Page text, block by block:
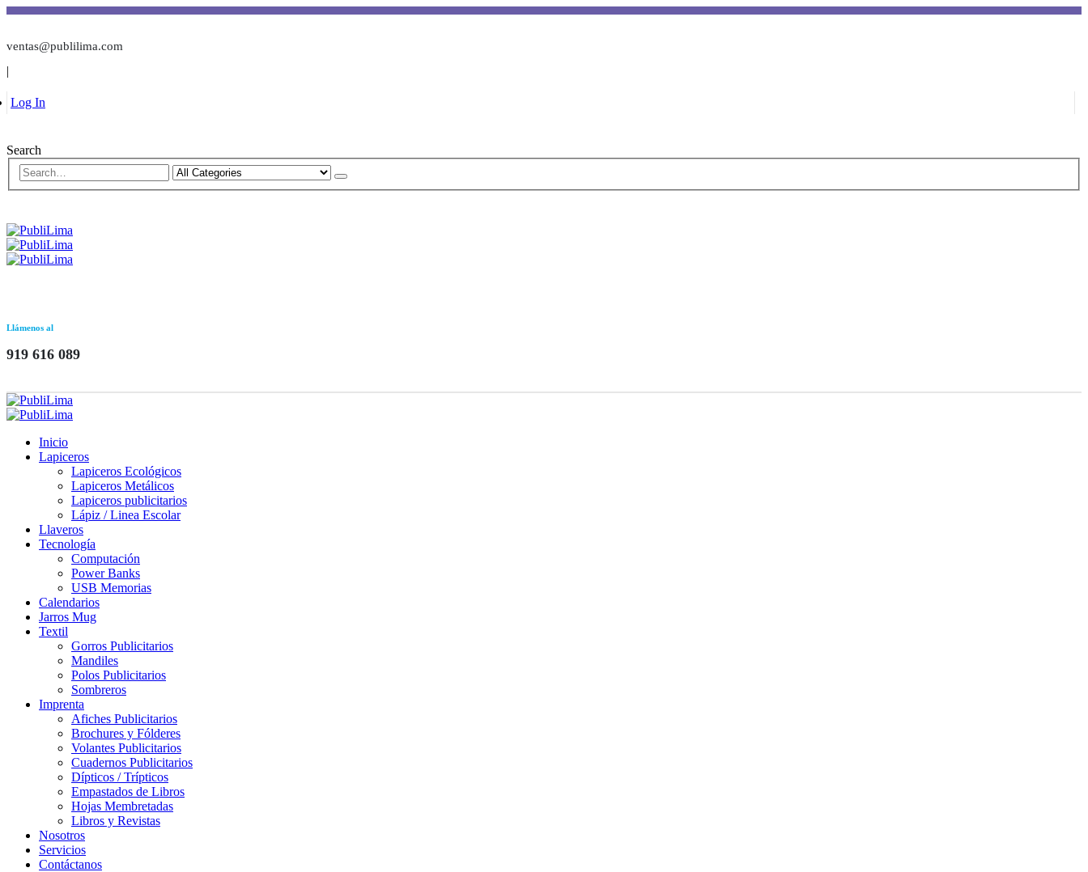
ventas@publilima.com
|
Log In
Search
Llámenos al
919 616 089
Inicio
Lapiceros
Lapiceros Ecológicos
Lapiceros Metálicos
Lapiceros publicitarios
Lápiz / Linea Escolar
Llaveros
Tecnología
Computación
Power Banks
USB Memorias
Calendarios
Jarros Mug
Textil
Gorros Publicitarios
Mandiles
Polos Publicitarios
Sombreros
Imprenta
Afiches Publicitarios
Brochures y Fólderes
Volantes Publicitarios
Cuadernos Publicitarios
Dípticos / Trípticos
Empastados de Libros
Hojas Membretadas
Libros y Revistas
Nosotros
Servicios
Contáctanos